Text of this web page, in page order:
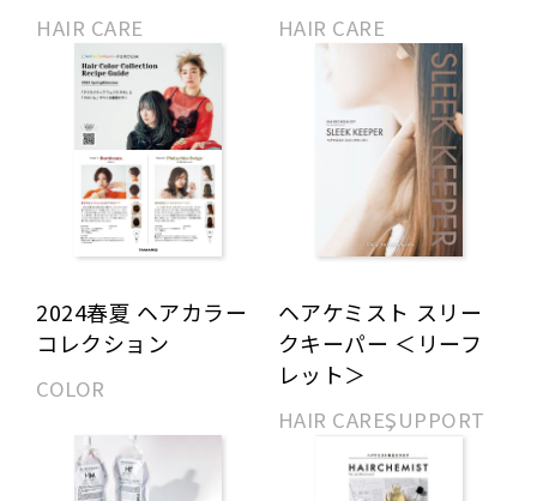
HAIR CARE HAIR CARE
2024春夏 ヘアカラー
コレクション
COLOR
ヘアケミスト スリー
クキーパー ＜リーフ
レット＞
HAIR CARESUPPORT